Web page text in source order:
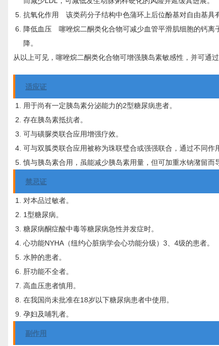
抗氧化作用 该类药分子结构中色蒲环上后位酚基对自由基具
降低血压 噻唑烷二酮类化合物可减少血管平滑肌细胞的钙离
降。
从以上可见，噻唑烷二酮类化合物可增强胰岛素敏感性，并可通
适应证
用于尚有一定胰岛素分泌能力的2型糖尿病患者。
存在胰岛素抵抗者。
可与磺脲类联合应用增强疗效。
可与双胍类联合应用被称为珠联璧合或强强联合，通过不同作
慎与胰岛素合用，虽能减少胰岛素用量，但可加重水钠潴留
禁忌证
对本品过敏者。
1型糖尿病。
糖尿病酮症酸中毒等糖尿病急性并发症时。
心功能NYHA（纽约心脏病学会心功能分级）3、4级的患者。
水肿的患者。
肝功能不全者。
高血压患者慎用。
在我国尚未批准在18岁以下糖尿病患者中使用。
孕妇及哺乳者。
副作用